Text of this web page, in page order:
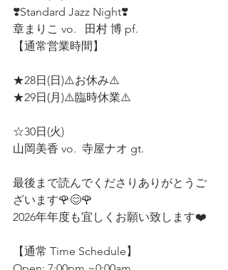
❣️Standard Jazz Night❣️
章まりこ vo.   田村 博 pf.
【通常営業時間】
★28日(日)⚠️お休み⚠️
★29日(月)⚠️臨時休業⚠️
☆30日(火)
山岡美香 vo.  寺屋ナオ gt.
最後まで読んでくださりありがとうご
ざいます🌹😊🌹
2026年年度も宜しくお願い致します❤️
【通常 Time Schedule】